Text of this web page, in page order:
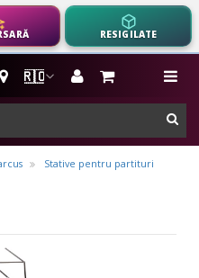
RESIGILATE
🇷🇴
Stative pentru partituri